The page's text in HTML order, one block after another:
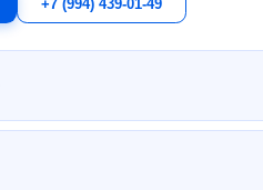
+7 (994) 439-01-49